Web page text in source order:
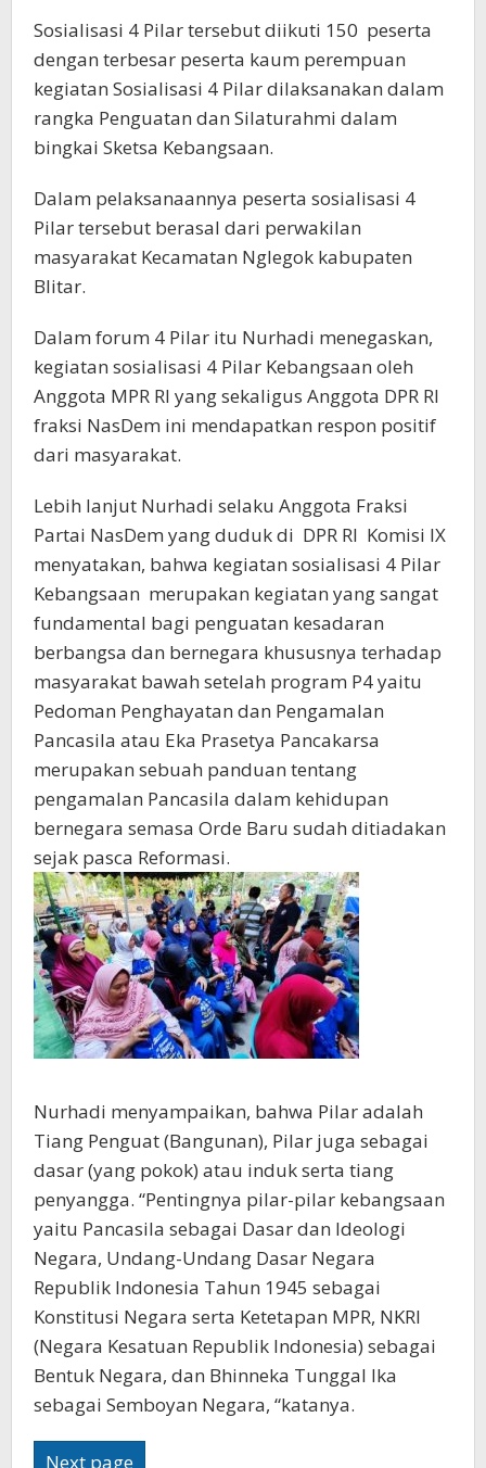
Sosialisasi 4 Pilar tersebut diikuti 150 peserta
dengan terbesar peserta kaum perempuan
kegiatan Sosialisasi 4 Pilar dilaksanakan dalam
rangka Penguatan dan Silaturahmi dalam
bingkai Sketsa Kebangsaan.
Dalam pelaksanaannya peserta sosialisasi 4
Pilar tersebut berasal dari perwakilan
masyarakat Kecamatan Nglegok kabupaten
Blitar.
Dalam forum 4 Pilar itu Nurhadi menegaskan,
kegiatan sosialisasi 4 Pilar Kebangsaan oleh
Anggota MPR RI yang sekaligus Anggota DPR RI
fraksi NasDem ini mendapatkan respon positif
dari masyarakat.
Lebih lanjut Nurhadi selaku Anggota Fraksi
Partai NasDem yang duduk di DPR RI Komisi IX
menyatakan, bahwa kegiatan sosialisasi 4 Pilar
Kebangsaan merupakan kegiatan yang sangat
fundamental bagi penguatan kesadaran
berbangsa dan bernegara khususnya terhadap
masyarakat bawah setelah program P4 yaitu
Pedoman Penghayatan dan Pengamalan
Pancasila atau Eka Prasetya Pancakarsa
merupakan sebuah panduan tentang
pengamalan Pancasila dalam kehidupan
bernegara semasa Orde Baru sudah ditiadakan
sejak pasca Reformasi.
Nurhadi menyampaikan, bahwa Pilar adalah
Tiang Penguat (Bangunan), Pilar juga sebagai
dasar (yang pokok) atau induk serta tiang
penyangga. “Pentingnya pilar-pilar kebangsaan
yaitu Pancasila sebagai Dasar dan Ideologi
Negara, Undang-Undang Dasar Negara
Republik Indonesia Tahun 1945 sebagai
Konstitusi Negara serta Ketetapan MPR, NKRI
(Negara Kesatuan Republik Indonesia) sebagai
Bentuk Negara, dan Bhinneka Tunggal Ika
sebagai Semboyan Negara, “katanya.
Next page